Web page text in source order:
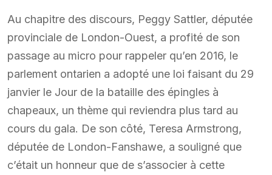
Au chapitre des discours, Peggy Sattler, députée
provinciale de London-Ouest, a profité de son
passage au micro pour rappeler qu’en 2016, le
parlement ontarien a adopté une loi faisant du 29
janvier le Jour de la bataille des épingles à
chapeaux, un thème qui reviendra plus tard au
cours du gala. De son côté, Teresa Armstrong,
députée de London-Fanshawe, a souligné que
c’était un honneur que de s’associer à cette